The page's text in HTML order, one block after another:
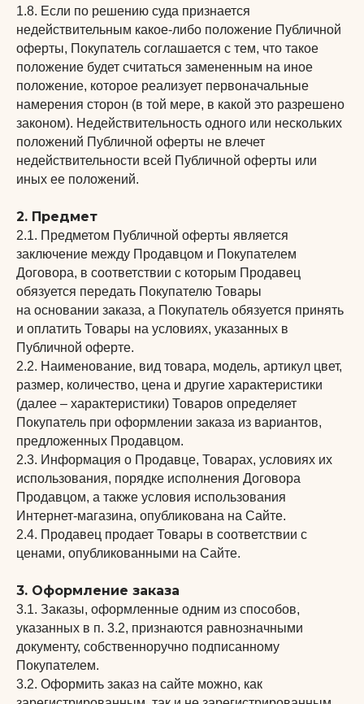
1.8. Если по решению суда признается
недействительным какое-либо положение Публичной
оферты, Покупатель соглашается с тем, что такое
положение будет считаться замененным на иное
положение, которое реализует первоначальные
намерения сторон (в той мере, в какой это разрешено
законом). Недействительность одного или нескольких
положений Публичной оферты не влечет
недействительности всей Публичной оферты или
иных ее положений.
2. Предмет
2.1. Предметом Публичной оферты является
заключение между Продавцом и Покупателем
Договора, в соответствии с которым Продавец
обязуется передать Покупателю Товары
на основании заказа, а Покупатель обязуется принять
и оплатить Товары на условиях, указанных в
Публичной оферте.
2.2. Наименование, вид товара, модель, артикул цвет,
размер, количество, цена и другие характеристики
(далее – характеристики) Товаров определяет
Покупатель при оформлении заказа из вариантов,
предложенных Продавцом.
2.3. Информация о Продавце, Товарах, условиях их
использования, порядке исполнения Договора
Продавцом, а также условия использования
Интернет-магазина, опубликована на Сайте.
2.4. Продавец продает Товары в соответствии с
ценами, опубликованными на Сайте.
3. Оформление заказа
3.1. Заказы, оформленные одним из способов,
указанных в п. 3.2, признаются равнозначными
документу, собственноручно подписанному
Покупателем.
3.2. Оформить заказ на сайте можно, как